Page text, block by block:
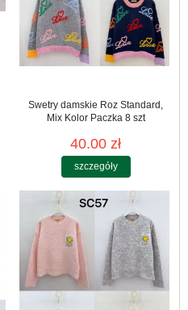
Swetry damskie Roz Standard,
Mix Kolor Paczka 8 szt
40.00 zł
szczegóły